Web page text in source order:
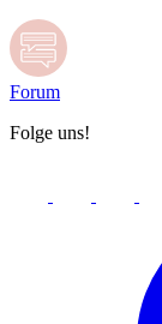
Forum
Folge uns!